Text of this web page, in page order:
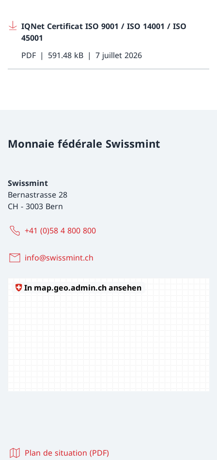
IQNet Certificat ISO 9001 / ISO 14001 / ISO
45001
PDF
591.48 kB 7 juillet 2026
Monnaie fédérale Swissmint
Swissmint
Bernastrasse 28
CH - 3003 Bern
+41 (0)58 4 800 800
info@swissmint.ch
Plan de situation (PDF)